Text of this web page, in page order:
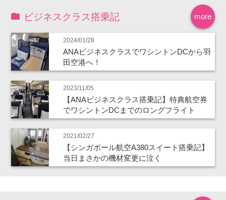
more
ビジネスクラス搭乗記
2024/01/28
ANAビジネスクラスでワシントンDCから羽
田空港へ！
2023/11/05
【ANAビジネスクラス搭乗記】特典航空券
でワシントンDCまでのロングフライト
2021/02/27
【シンガポール航空A380スイート搭乗記】
当日まさかの機材変更に泣く